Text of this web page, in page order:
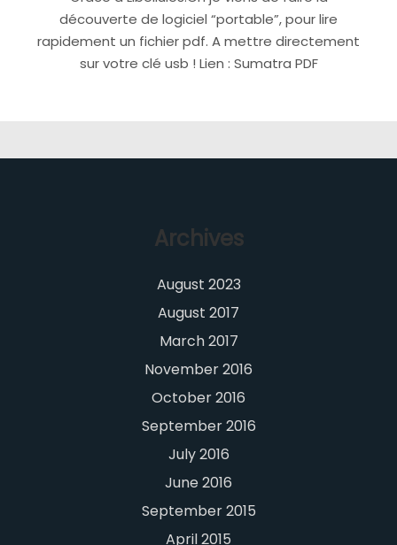
découverte de logiciel “portable”, pour lire
rapidement un fichier pdf. A mettre directement
sur votre clé usb ! Lien : Sumatra PDF
Archives
August 2023
August 2017
March 2017
November 2016
October 2016
September 2016
July 2016
June 2016
September 2015
April 2015